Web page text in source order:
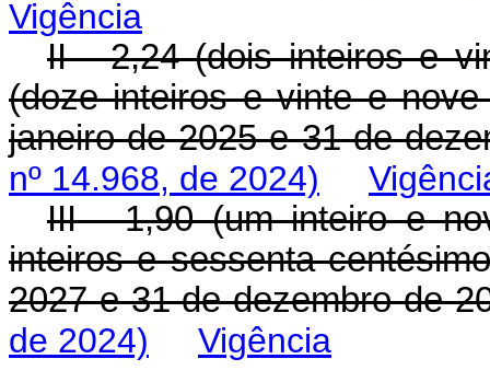
Vigência
II - 2,24 (dois inteiros e
(doze inteiros e vinte e
janeiro de 2025 e 31 de
nº 14.968, de 2024)
III - 1,90 (um inteiro e
inteiros e sessenta
2027 e 31 de dezembro de
de 2024)
Vigência